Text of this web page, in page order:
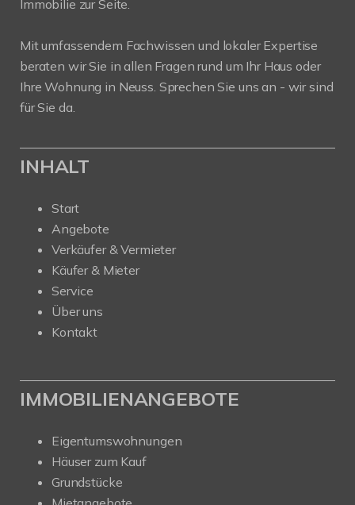
Immobilie zur Seite.
Mit umfassendem Fachwissen und lokaler Expertise
beraten wir Sie in allen Fragen rund um Ihr Haus oder
Ihre Wohnung in Neuss. Sprechen Sie uns an - wir sind
für Sie da.
INHALT
Start
Angebote
Verkäufer & Vermieter
Käufer & Mieter
Service
Über uns
Kontakt
IMMOBILIENANGEBOTE
Eigentumswohnungen
Häuser zum Kauf
Grundstücke